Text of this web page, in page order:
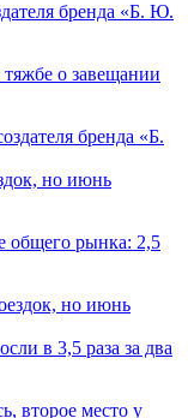
бренда «Б. Ю.
тяжбе о завещании
но июнь
общего рынка: 2,5
в 3,5 раза за два
второе место у